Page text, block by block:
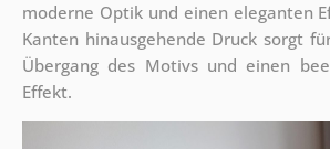
moderne Optik und einen eleganten
Kanten hinausgehende Druck sorgt
Übergang des Motivs und einen
Effekt.